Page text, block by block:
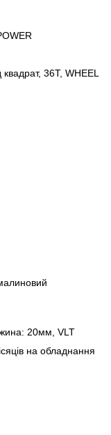
36T, WHEEL
20мм, VLT
на обладнання